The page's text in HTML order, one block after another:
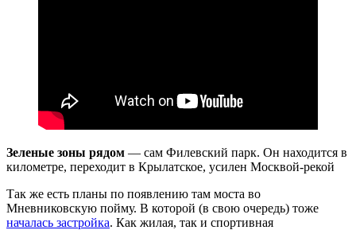
Зеленые зоны рядом — сам Филевский парк. Он находится в
километре, переходит в Крылатское, усилен Москвой-рекой
Так же есть планы по появлению там моста во
Мневниковскую пойму. В которой (в свою очередь) тоже
началась застройка. Как жилая, так и спортивная